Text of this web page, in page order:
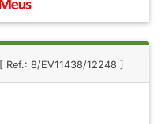
[ Ref.: 8/EV11438/12248 ]